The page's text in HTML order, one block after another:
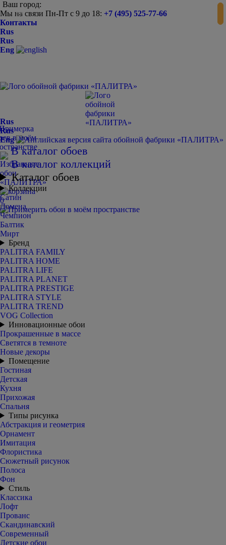
Ваш город:
Мы на связи Пн-Пт с 9 до 18: +7 (495) 525-77-66
Контакты
Rus
Rus
Eng
0
Rus
Rus
Eng
В каталог обоев
В каталог коллекций
Каталог обоев
Коллекции
Сатин
Домена
Чемпион
Балтик
Мирт
Бренд
PALITRA FAMILY
PALITRA HOME
PALITRA LIFE
PALITRA PLANET
PALITRA PRESTIGE
PALITRA STYLE
PALITRA TREND
VOG Collection
Инновационные обои
Прокрашенные в массе
Светятся в темноте
Новые декоры
Помещение
Гостиная
Детская
Кухня
Прихожая
Спальня
Типы рисунка
Абстракция и геометрия
Орнамент
Имитация
Флористика
Сюжетный рисунок
Полоса
Фон
Стиль
Классика
Лофт
Прованс
Скандинавский
Современный
Детские обои
-